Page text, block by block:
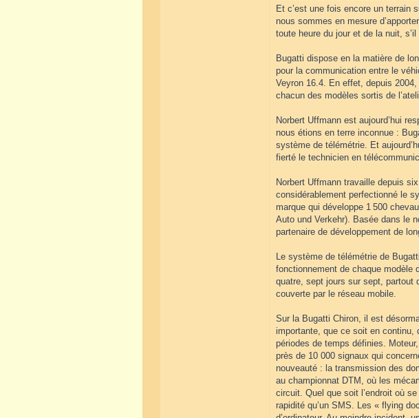
Et c’est une fois encore un terrain
nous sommes en mesure
toute heure du jour et de la nuit,
Bugatti dispose en la matière de
pour la communication entre le
Veyron 16.4. En effet, depuis
chacun des modèles sortis de
Norbert Uffmann est aujourd’hui
nous étions en terre inconnue :
système de télémétrie. Et
fierté le technicien en
Norbert Uffmann travaille depuis
considérablement perfectionné le
marque qui développe 1 500
Auto und Verkehr). Basée dans le
partenaire de développement de
Le système de télémétrie de
fonctionnement de chaque modèle
quatre, sept jours sur sept, partout
couverte par le réseau mobile.
Sur la Bugatti Chiron, il est
importante, que ce soit en continu,
périodes de temps définies.
près de 10 000 signaux qui
nouveauté : la transmission des
au championnat DTM, où les
circuit. Quel que soit l’endroit où
rapidité qu’un SMS. Les « flying